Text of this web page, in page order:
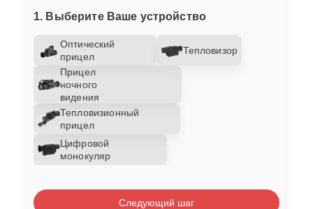
1. Выберите Ваше устройство
Оптический
прицел
Тепловизор
Прицел
ночного
видения
Тепловизионный
прицел
Цифровой
монокуляр
Следующий шаг